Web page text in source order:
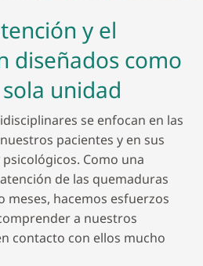
y el
diseñados como
unidad
se enfocan en las
pacientes y en sus
Como una
de las quemaduras
meses, hacemos esfuerzos
a nuestros
contacto con ellos mucho